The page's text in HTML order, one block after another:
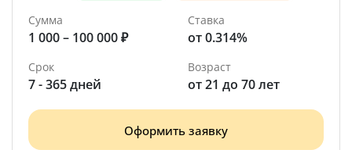
Сумма
1 000 – 100 000 ₽
Ставка
от 0.314%
Срок
7 - 365 дней
Возраст
от 21 до 70 лет
Оформить заявку